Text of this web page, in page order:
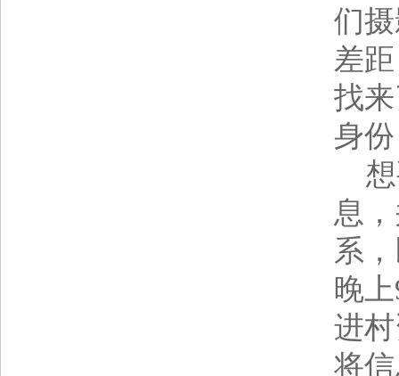
们
差
找
身
想
息
系
晚
进
将